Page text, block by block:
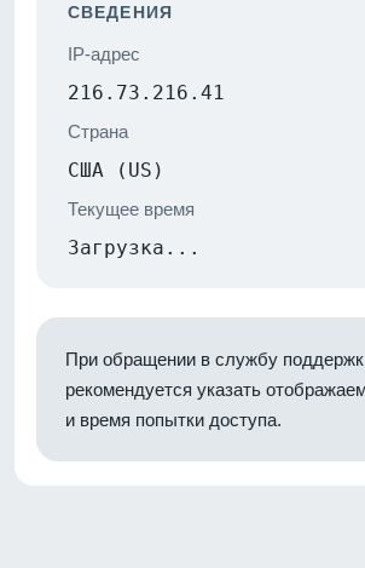
СВЕДЕНИЯ
IP-адрес
216.73.216.41
Страна
США (US)
Текущее время
Загрузка...
При обращении в службу
рекомендуется указать
и время попытки доступа.